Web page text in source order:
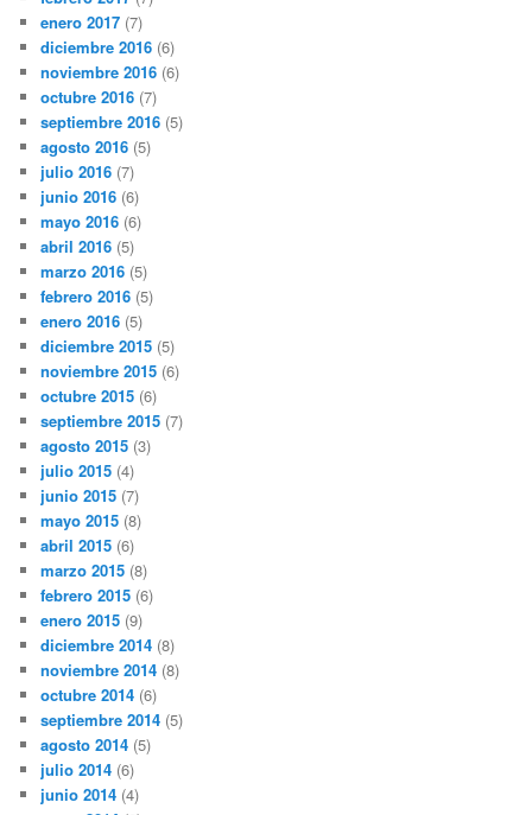
enero 2017 (7)
diciembre 2016 (6)
noviembre 2016 (6)
octubre 2016 (7)
septiembre 2016 (5)
agosto 2016 (5)
julio 2016 (7)
junio 2016 (6)
mayo 2016 (6)
abril 2016 (5)
marzo 2016 (5)
febrero 2016 (5)
enero 2016 (5)
diciembre 2015 (5)
noviembre 2015 (6)
octubre 2015 (6)
septiembre 2015 (7)
agosto 2015 (3)
julio 2015 (4)
junio 2015 (7)
mayo 2015 (8)
abril 2015 (6)
marzo 2015 (8)
febrero 2015 (6)
enero 2015 (9)
diciembre 2014 (8)
noviembre 2014 (8)
octubre 2014 (6)
septiembre 2014 (5)
agosto 2014 (5)
julio 2014 (6)
junio 2014 (4)